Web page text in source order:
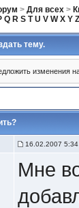
> Для всех>
Q R S T U V W X Y Z
тему.
изменения
16.02.2007 5:34
Мне